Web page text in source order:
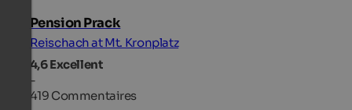
Pension Prack
Reischach at Mt. Kronplatz
4,6Excellent
-
419 Commentaires